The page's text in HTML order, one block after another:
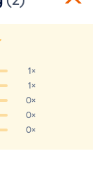
1×
1×
0×
0×
0×